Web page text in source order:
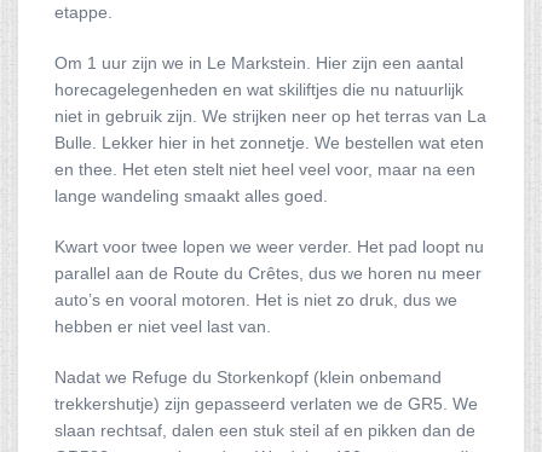
etappe.
Om 1 uur zijn we in Le Markstein. Hier zijn een aantal
horecagelegenheden en wat skiliftjes die nu natuurlijk
niet in gebruik zijn. We strijken neer op het terras van La
Bulle. Lekker hier in het zonnetje. We bestellen wat eten
en thee. Het eten stelt niet heel veel voor, maar na een
lange wandeling smaakt alles goed.
Kwart voor twee lopen we weer verder. Het pad loopt nu
parallel aan de Route du Crêtes, dus we horen nu meer
auto’s en vooral motoren. Het is niet zo druk, dus we
hebben er niet veel last van.
Nadat we Refuge du Storkenkopf (klein onbemand
trekkershutje) zijn gepasseerd verlaten we de GR5. We
slaan rechtsaf, dalen een stuk steil af en pikken dan de